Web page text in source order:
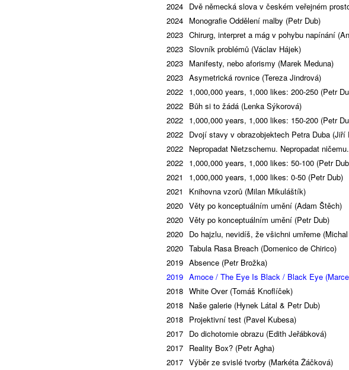
2024 Dvě německá slova v českém veřejném
2024 Monografie Oddělení malby (Petr Dub)
2023 Chirurg, interpret a mág v pohybu napínání
2023 Slovník problémů (Václav Hájek)
2023 Manifesty, nebo aforismy (Marek Meduna)
2023 Asymetrická rovnice (Tereza Jindrová)
2022 1,000,000 years, 1,000 likes: 200-250 (Petr
2022 Bůh si to žádá (Lenka Sýkorová)
2022 1,000,000 years, 1,000 likes: 150-200 (Petr
2022 Dvojí stavy v obrazobjektech Petra Duba (Jiří
2022 Nepropadat Nietzschemu. Nepropadat
2022 1,000,000 years, 1,000 likes: 50-100 (Petr
2021
1,000,000 years, 1,000 likes: 0-50 (Petr Dub)
2021
Knihovna vzorů (Milan Mikuláštík)
2020 Věty po konceptuálním umění (Adam Štěch)
2020 Věty po konceptuálním umění (Petr Dub)
2020 Do hajzlu, nevidíš, že všichni umřeme
2020 Tabula Rasa Breach (Domenico de Chirico)
2019 Absence (Petr Brožka)
2019 Amoce / The Eye Is Black / Black Eye
2018 White Over (Tomáš Knoflíček)
2018 Naše galerie (Hynek Látal & Petr Dub)
2018 Projektivní test (Pavel Kubesa)
2017 Do dichotomie obrazu (Edith Jeřábková)
2017 Reality Box? (Petr Agha)
2017 Výběr ze svislé tvorby (Markéta Žáčková)